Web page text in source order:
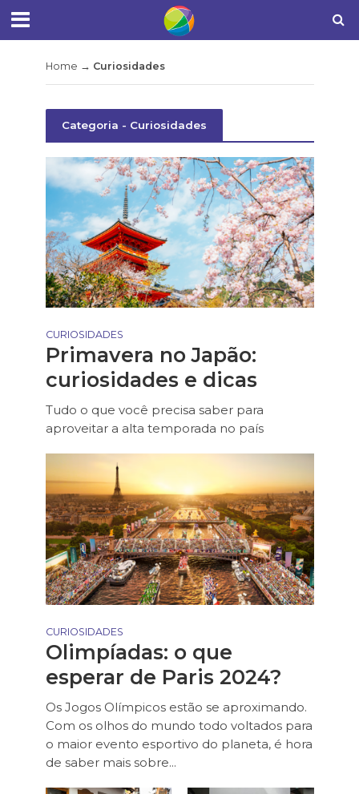
Home → Curiosidades
Categoria - Curiosidades
CURIOSIDADES
Primavera no Japão:
curiosidades e dicas
Tudo o que você precisa saber para
aproveitar a alta temporada no país
CURIOSIDADES
Olimpíadas: o que
esperar de Paris 2024?
Os Jogos Olímpicos estão se aproximando.
Com os olhos do mundo todo voltados para
o maior evento esportivo do planeta, é hora
de saber mais sobre...